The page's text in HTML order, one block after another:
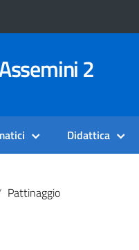
2
Didattica
Pattinaggio